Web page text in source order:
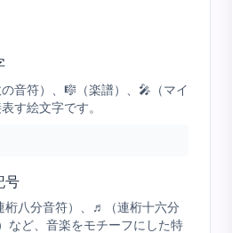
音符）、🎼（楽譜）、🎤（マイ
す絵文字です。
号
桁八分音符）、♬（連桁十六分
など、音楽をモチーフにした特